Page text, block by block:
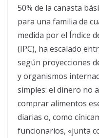
50% de la canasta
para una familia de
medida por el Índice
(IPC), ha escalado
según proyecciones
y organismos
simples: el dinero no
comprar alimentos
diarias o, como
funcionarios, «junta